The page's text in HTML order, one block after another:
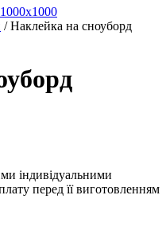
/ Наклейка на сноуборд
індивідуальними
перед її виготовленням